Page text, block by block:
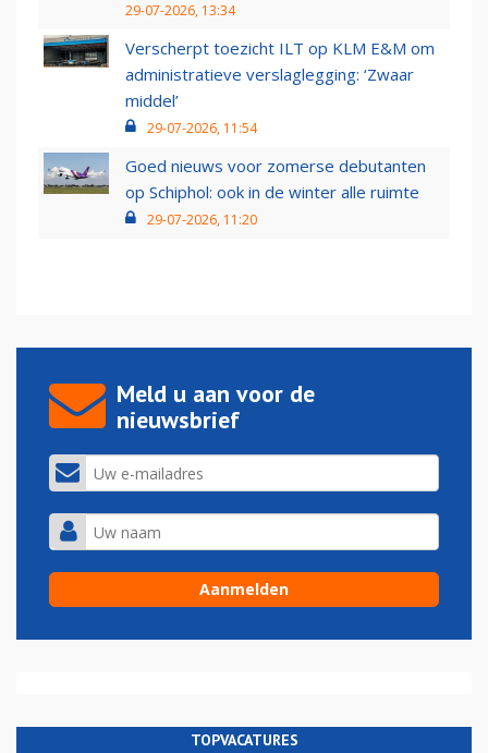
29-07-2026, 13:34
Verscherpt toezicht ILT op KLM E&M om
administratieve verslaglegging: ‘Zwaar
middel’
29-07-2026, 11:54
Goed nieuws voor zomerse debutanten
op Schiphol: ook in de winter alle ruimte
29-07-2026, 11:20
Meld u aan voor de
nieuwsbrief
TOPVACATURES